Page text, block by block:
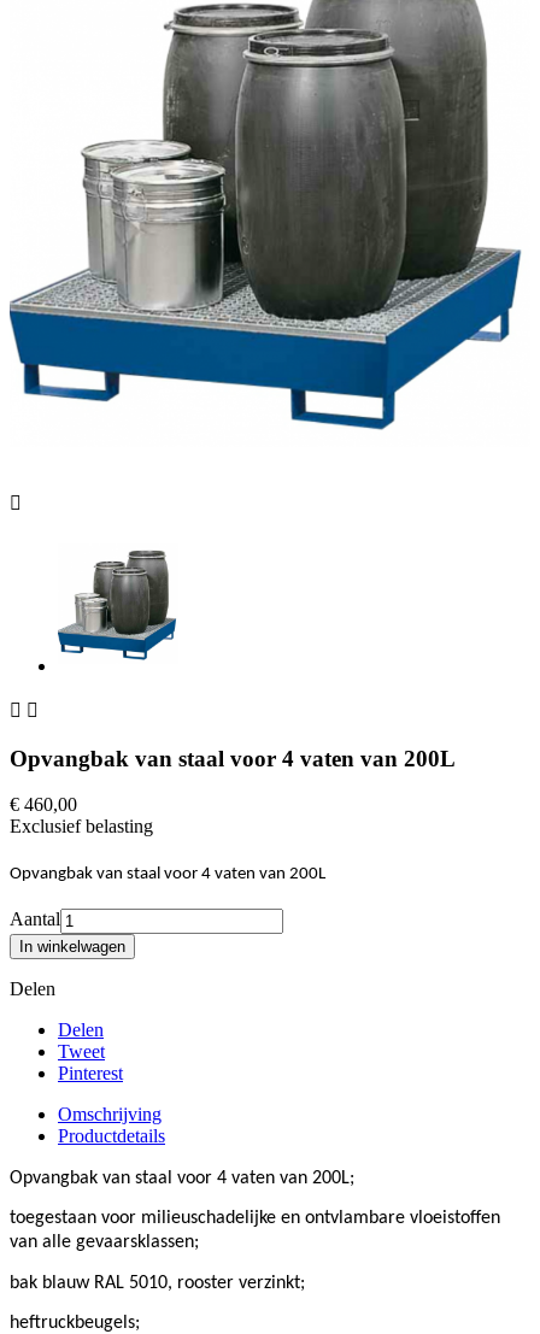

 
Opvangbak van staal voor 4 vaten van 200L
€ 460,00
Exclusief belasting
Opvangbak van staal voor 4 vaten van 200L
Aantal
In winkelwagen
Delen
Delen
Tweet
Pinterest
Omschrijving
Productdetails
Opvangbak van staal voor 4 vaten van 200L;
toegestaan voor milieuschadelijke en ontvlambare vloeistoffen
van alle gevaarsklassen;
bak blauw RAL 5010, rooster verzinkt;
heftruckbeugels;